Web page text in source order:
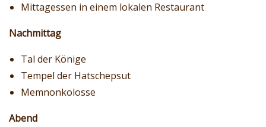
Mittagessen in einem lokalen Restaurant
Nachmittag
Tal der Könige
Tempel der Hatschepsut
Memnonkolosse
Abend